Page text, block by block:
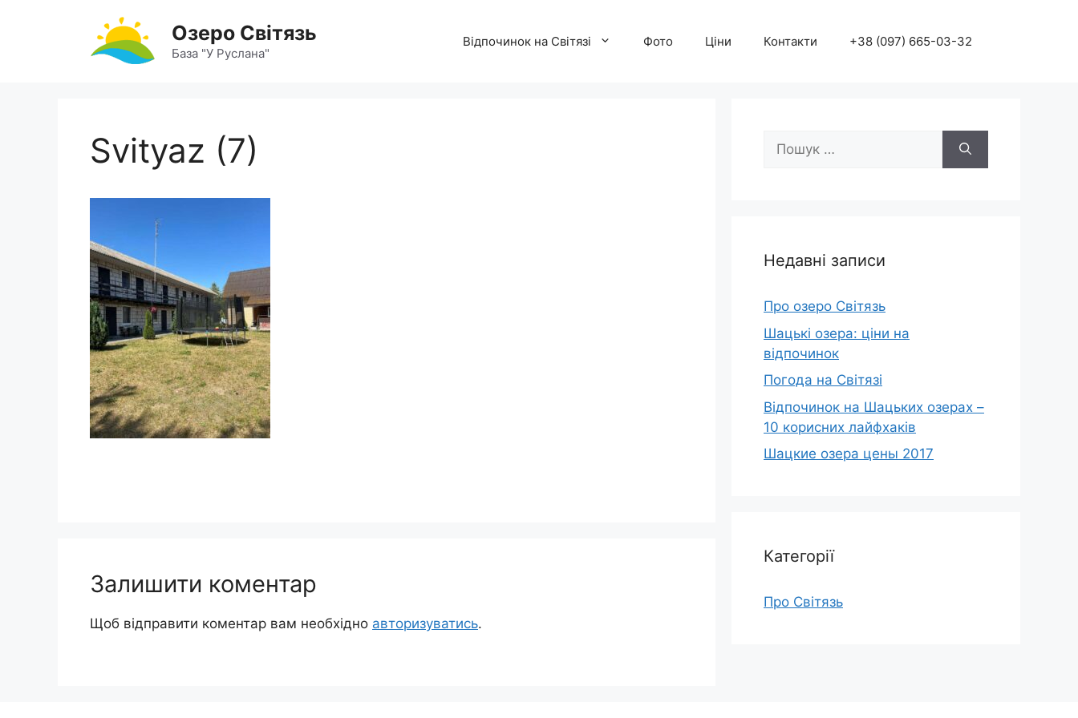
Озеро Світязь
База "У Руслана"
Відпочинок на Світязі Фото Ціни Контакти +38 (097) 665-03-32
Svityaz (7)
Залишити коментар
Щоб відправити коментар вам необхідно авторизуватись.
Пошук:
Недавні записи
Про озеро Світязь
Шацькі озера: ціни на
відпочинок
Погода на Світязі
Відпочинок на Шацьких озерах –
10 корисних лайфхаків
Шацкие озера цены 2017
Категорії
Про Світязь